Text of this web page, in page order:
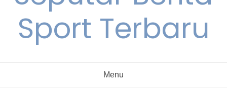
Sport Terbaru
Menu